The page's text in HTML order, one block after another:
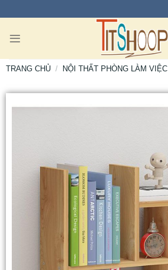
TRANG CHỦ / NỘI THẤT PHÒNG LÀM VIỆC